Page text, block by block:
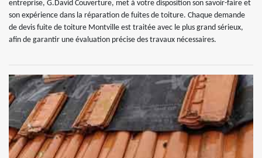
entreprise, G.David Couverture, met à votre disposition son savoir-faire et
son expérience dans la réparation de fuites de toiture. Chaque demande
de devis fuite de toiture Montville est traitée avec le plus grand sérieux,
afin de garantir une évaluation précise des travaux nécessaires.